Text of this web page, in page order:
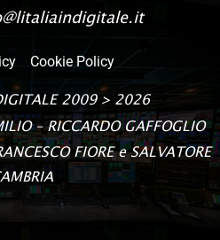
Cookie Policy
2009 > 2026
– RICCARDO GAFFOGLIO
FIORE e SALVATORE